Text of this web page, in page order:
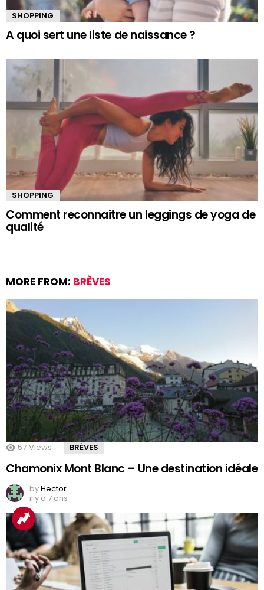
SHOPPING
A quoi sert une liste de naissance ?
SHOPPING
Comment reconnaitre un leggings de yoga de
qualité
MORE FROM: BRÈVES
57 Views BRÈVES
Chamonix Mont Blanc – Une destination idéale
byHector
il y a 7 ans